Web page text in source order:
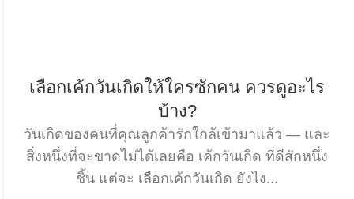
เลือกเค้กวันเกิดให้ใครซักคน ควรดูอะไร
บ้าง?
วันเกิดของคนที่คุณลูกค้ารักใกล้เข้ามาแล้ว — และ
สิ่งหนึ่งที่จะขาดไม่ได้เลยคือ เค้กวันเกิด ที่ดีสักหนึ่ง
ชิ้น แต่จะ เลือกเค้กวันเกิด ยังไง...